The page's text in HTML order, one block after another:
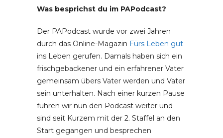
Was besprichst du im PAPodcast?
Der PAPodcast wurde vor zwei Jahren
durch das Online-Magazin Fürs Leben gut
ins Leben gerufen. Damals haben sich ein
frischgebackener und ein erfahrener Vater
gemeinsam übers Vater werden und Vater
sein unterhalten. Nach einer kurzen Pause
führen wir nun den Podcast weiter und
sind seit Kurzem mit der 2. Staffel an den
Start gegangen und besprechen